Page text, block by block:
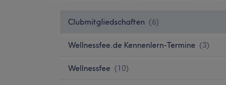
Clubmitgliedschaften (6)
Wellnessfee.de Kennenlern-Termine (3)
Wellnessfee (10)